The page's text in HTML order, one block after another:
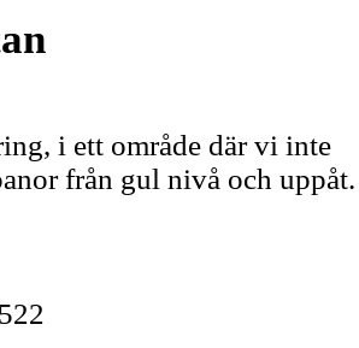
i ett område där vi inte
från gul nivå och uppåt.